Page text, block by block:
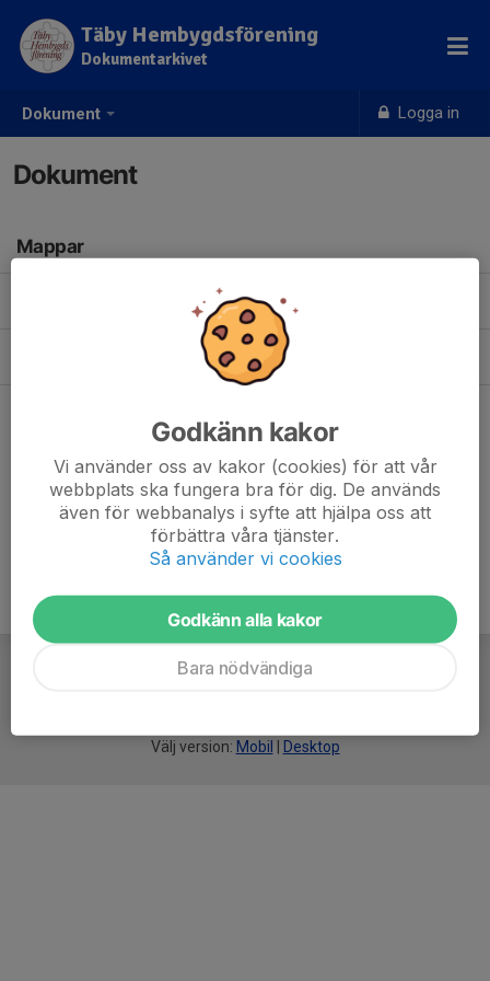
Dokument Logga in
Täby Hembygdsförening
Dokumentarkivet
Dokument
Mappar
Exempel på arkiverade dokument
Välj version: Mobil Desktop
Godkänn kakor
Vi använder oss av kakor (cookies) för att vår
webbplats ska fungera bra för dig. De används
även för webbanalys i syfte att hjälpa oss att
förbättra våra tjänster.
Så använder vi cookies
Godkänn alla kakor
Bara nödvändiga